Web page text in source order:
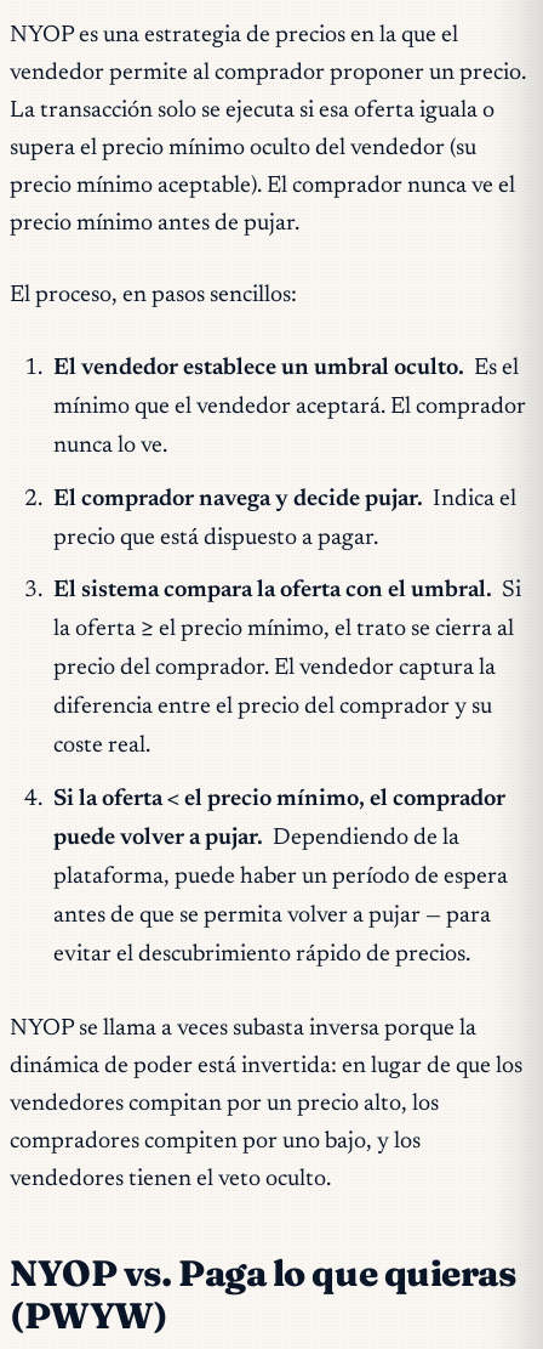
NYOP es una estrategia de precios en la que el
vendedor permite al comprador proponer un precio.
La transacción solo se ejecuta si esa oferta iguala o
supera el precio mínimo oculto del vendedor (su
precio mínimo aceptable). El comprador nunca ve el
precio mínimo antes de pujar.
El proceso, en pasos sencillos:
El vendedor establece un umbral oculto. Es el
mínimo que el vendedor aceptará. El comprador
nunca lo ve.
El comprador navega y decide pujar. Indica el
precio que está dispuesto a pagar.
El sistema compara la oferta con el umbral. Si
la oferta ≥ el precio mínimo, el trato se cierra al
precio del comprador. El vendedor captura la
diferencia entre el precio del comprador y su
coste real.
Si la oferta < el precio mínimo, el comprador
puede volver a pujar. Dependiendo de la
plataforma, puede haber un período de espera
antes de que se permita volver a pujar — para
evitar el descubrimiento rápido de precios.
NYOP se llama a veces subasta inversa porque la
dinámica de poder está invertida: en lugar de que los
vendedores compitan por un precio alto, los
compradores compiten por uno bajo, y los
vendedores tienen el veto oculto.
NYOP vs. Paga lo que quieras
(PWYW)